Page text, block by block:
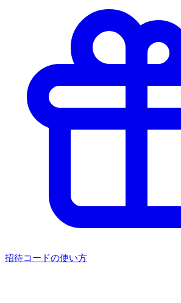
招待コードの使い方